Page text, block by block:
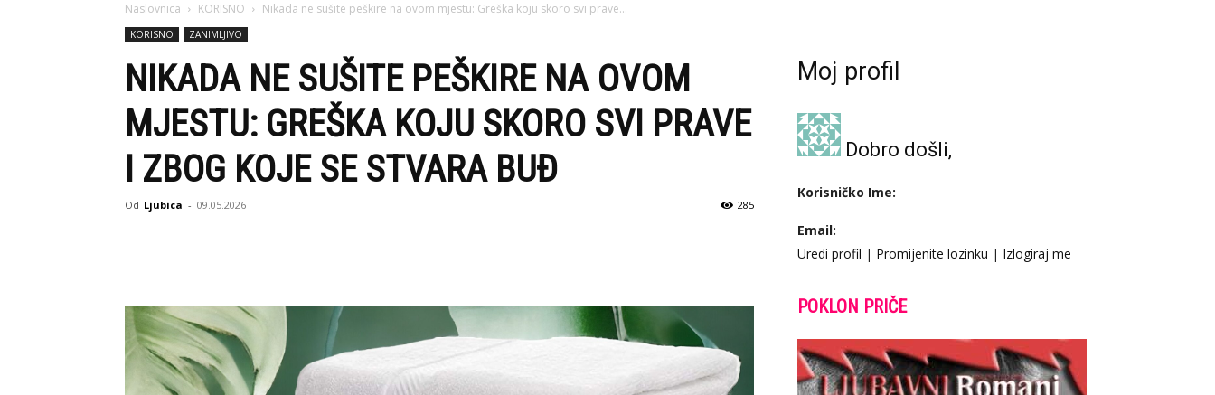
Naslovnica KORISNO Nikada ne sušite peškire na ovom mjestu: Greška koju skoro svi prave...
KORISNO ZANIMLJIVO
NIKADA NE SUŠITE PEŠKIRE NA OVOM
MJESTU: GREŠKA KOJU SKORO SVI PRAVE
I ZBOG KOJE SE STVARA BUĐ
Od Ljubica - 09.05.2026 285
Moj profil
Dobro došli,
Korisničko Ime:
Email:
Uredi profil | Promijenite lozinku | Izlogiraj me
POKLON PRIČE